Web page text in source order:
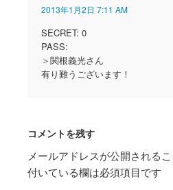
2013年1月2日 7:11 AM
SECRET: 0
PASS:
＞関根義光さん
有り難うございます！
コメントを残す
メールアドレスが公開されるこ
付いている欄は必須項目です